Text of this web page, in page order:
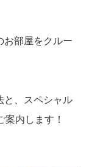
お部屋をクルー
と、スペシャル
内します！